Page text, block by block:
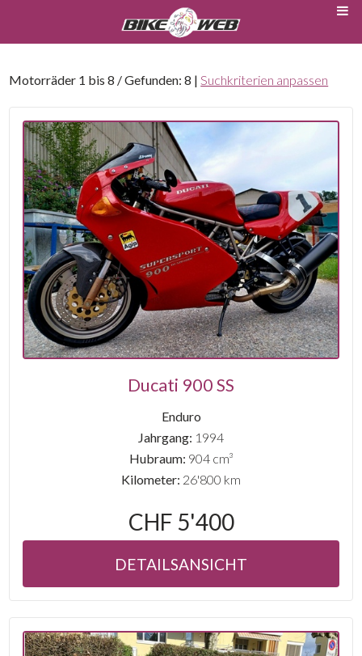
Motorräder 1 bis 8 / Gefunden: 8 |Suchkriterien anpassen
Ducati 900 SS
Enduro
Jahrgang: 1994
Hubraum: 904 cm³
Kilometer: 26'800 km
CHF 5'400
DETAILSANSICHT